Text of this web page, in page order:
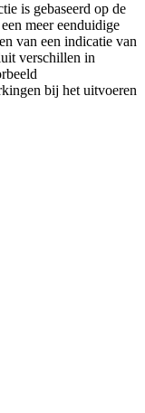
is gebaseerd op de
meer eenduidige
van een indicatie van
verschillen in
bij het uitvoeren